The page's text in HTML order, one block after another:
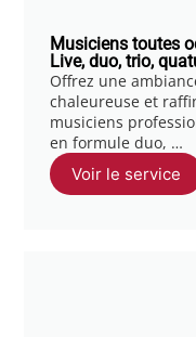
Musiciens toutes
Live, duo, trio,
Offrez une
chaleureuse et
musiciens
en formule duo, …
Voir le service